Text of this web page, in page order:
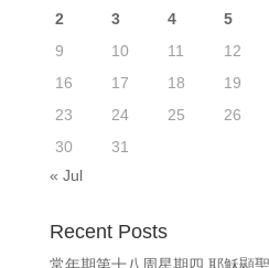
2
3 4 5
9
10 11 12
16
17 18 19
23
24 25 26
30
31
« Jul
Recent Posts